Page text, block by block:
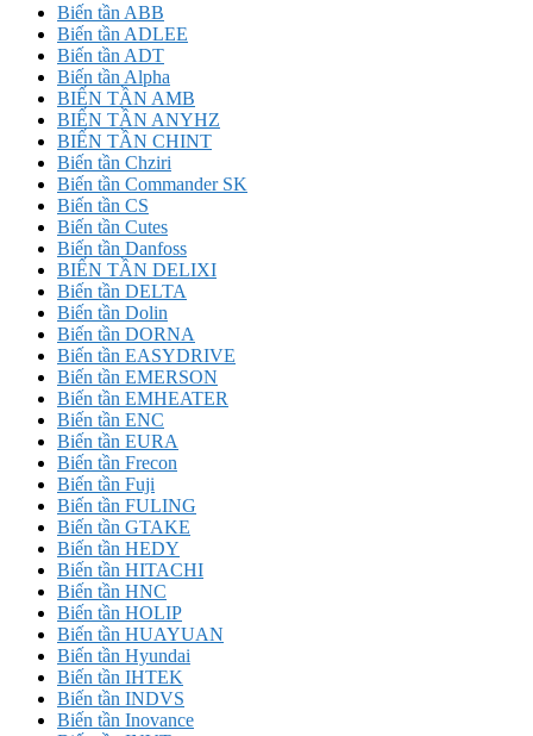
Biến tần ABB
Biến tần ADLEE
Biến tần ADT
Biến tần Alpha
BIẾN TẦN AMB
BIẾN TẦN ANYHZ
BIẾN TẦN CHINT
Biến tần Chziri
Biến tần Commander SK
Biến tần CS
Biến tần Cutes
Biến tần Danfoss
BIẾN TẦN DELIXI
Biến tần DELTA
Biến tần Dolin
Biến tần DORNA
Biến tần EASYDRIVE
Biến tần EMERSON
Biến tần EMHEATER
Biến tần ENC
Biến tần EURA
Biến tần Frecon
Biến tần Fuji
Biến tần FULING
Biến tần GTAKE
Biến tần HEDY
Biến tần HITACHI
Biến tần HNC
Biến tần HOLIP
Biến tần HUAYUAN
Biến tần Hyundai
Biến tần IHTEK
Biến tần INDVS
Biến tần Inovance